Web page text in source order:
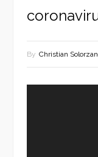
By Christian